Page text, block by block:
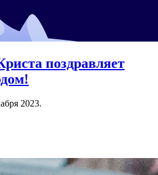
поздравляет
2023.